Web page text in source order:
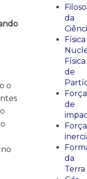
o
da
Física
Física
de
Força
de
da
Terra